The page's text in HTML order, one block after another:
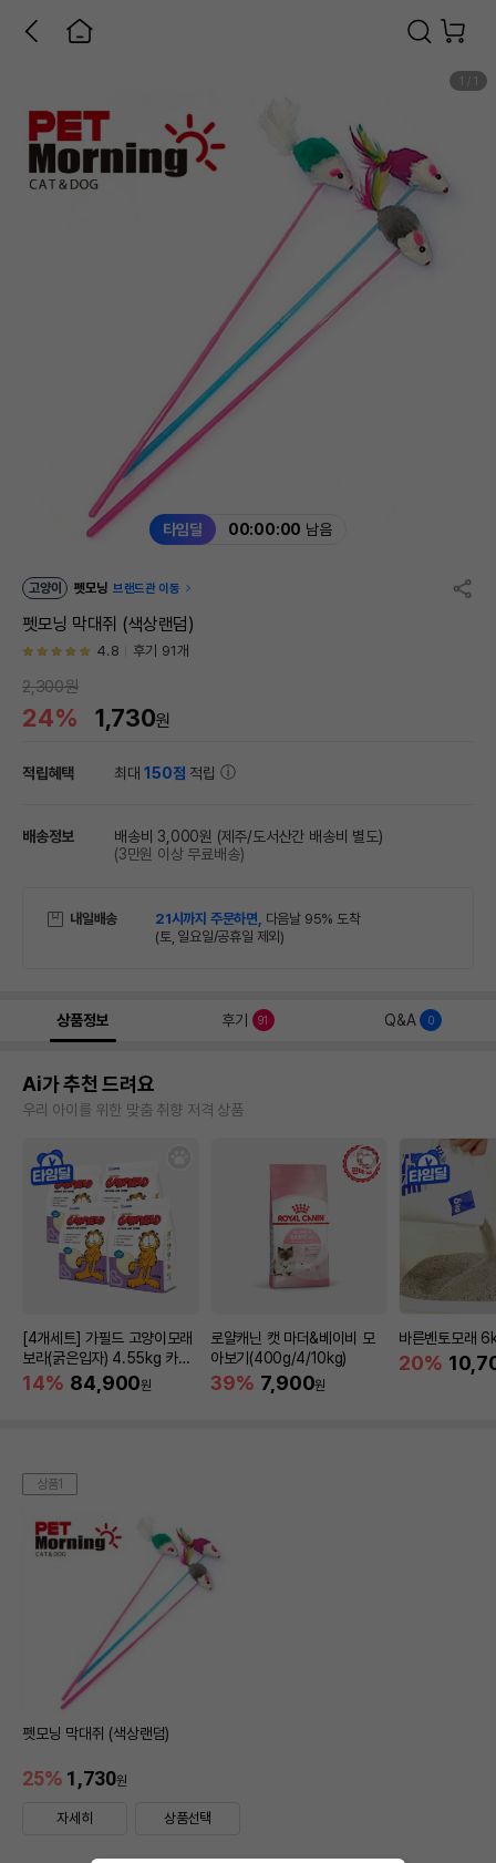
타임딜 00:00:00 남음
1 1
고양이 펫모닝 브랜드관 이동
펫모닝 막대쥐 (색상랜덤)
4.8 후기 91개
2,300원
24% 1,730원
적립혜택 최대150점 적립
배송정보 배송비 3,000원 (제주/도서산간 배송비 별도)
(3만원 이상 무료배송)
내일배송 21시까지 주문하면, 다음날 95% 도착
(토, 일요일/공휴일 제외)
상품정보 후기 91 Q&A 0
Ai가 추천 드려요
우리 아이를 위한 맞춤 취향 저격 상품
[4개세트] 가필드 고양이모래
보라(굵은입자) 4.55kg 카사
바모래
14% 84,900원
로얄캐닌 캣 마더&베이비 모
아보기(400g/4/10kg)
39% 7,900원
바른벤토모래
20%
상품1
펫모닝 막대쥐 (색상랜덤)
1,730원
25%
자세히 상품선택